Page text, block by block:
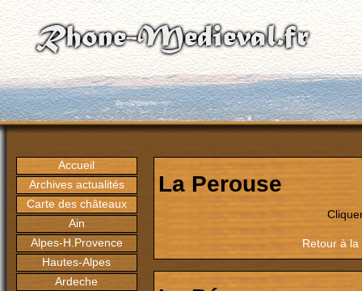
Accueil
Archives actualités
Carte des châteaux
Ain
Alpes-H.Provence
Hautes-Alpes
Ardeche
La Perouse
Retour à